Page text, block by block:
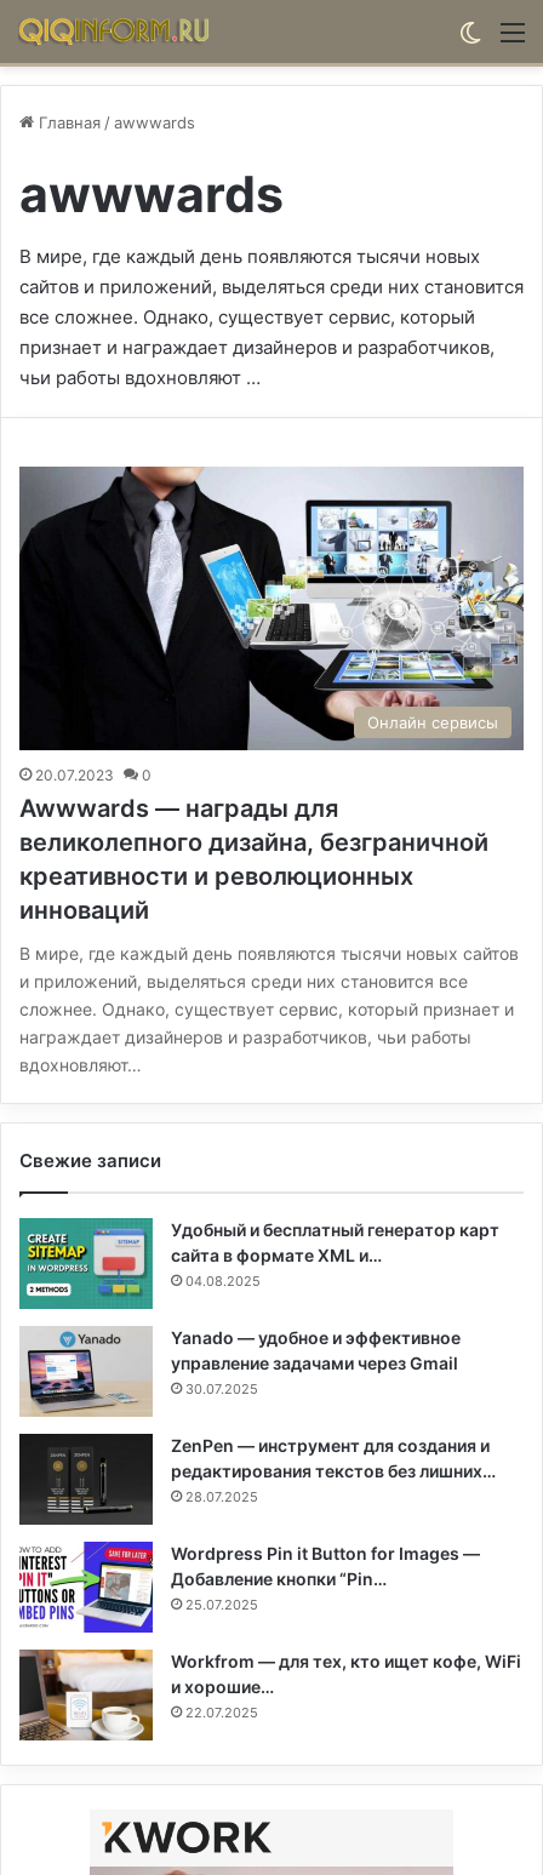
Главная /awwwards
awwwards
В мире, где каждый день появляются тысячи новых
сайтов и приложений, выделяться среди них становится
все сложнее. Однако, существует сервис, который
признает и награждает дизайнеров и разработчиков,
чьи работы вдохновляют …
Онлайн сервисы
20.07.2023 0
Awwwards — награды для
великолепного дизайна, безграничной
креативности и революционных
инноваций
В мире, где каждый день появляются тысячи новых сайтов
и приложений, выделяться среди них становится все
сложнее. Однако, существует сервис, который признает и
награждает дизайнеров и разработчиков, чьи работы
вдохновляют…
Свежие записи
Удобный и бесплатный генератор карт
сайта в формате XML и…
04.08.2025
Yanado — удобное и эффективное
управление задачами через Gmail
30.07.2025
ZenPen — инструмент для создания и
редактирования текстов без лишних…
28.07.2025
Wordpress Pin it Button for Images —
Добавление кнопки “Pin…
25.07.2025
Workfrom — для тех, кто ищет кофе, WiFi
и хорошие…
22.07.2025